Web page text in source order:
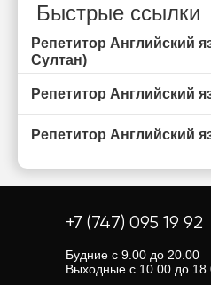
Быстрые ссылки
Репетитор Английский
Султан)
Репетитор Английский
Репетитор Английский
+7 (747) 095 19 92
Будние с 9.00 до 20.00
Выходные с 10.00 до